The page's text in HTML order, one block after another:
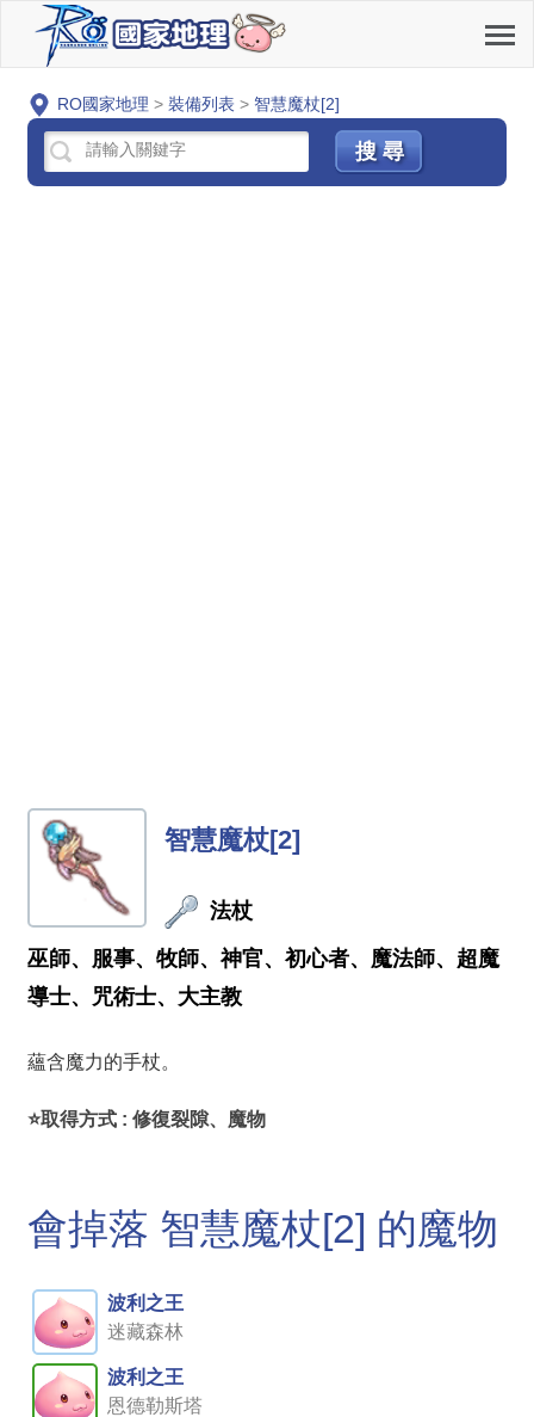
RO國家地理 > 裝備列表 > 智慧魔杖[2]
智慧魔杖[2]
法杖
巫師、服事、牧師、神官、初心者、魔法師、超魔
導士、咒術士、大主教
蘊含魔力的手杖。
⭐取得方式 : 修復裂隙、魔物
會掉落 智慧魔杖[2] 的魔物
波利之王
迷藏森林
波利之王
恩德勒斯塔